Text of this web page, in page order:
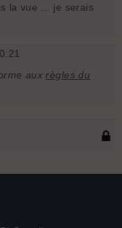
la vue ... je serais
aux règles du